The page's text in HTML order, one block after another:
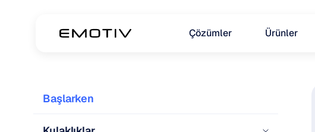
Çözümler Ürünler
Başlarken